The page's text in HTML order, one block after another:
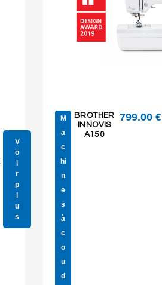
V
o
i
r
p
l
u
s
M
a
c
hi
n
e
s
à
c
o
u
d
BROTHER
INNOVIS
A150
799.00€